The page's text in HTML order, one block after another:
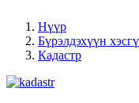
Нүүр
Бүрэлдэхүүн
Кадастр